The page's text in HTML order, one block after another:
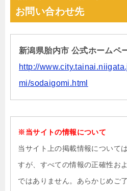
お問い合わせ先
新潟県胎内市 公式ホームペ
http://
mi/sodaigomi.html
※当サイトの情報について
当サイト上の掲載情報について
すが、すべての情報の正確性お
ではありません。あらかじめご